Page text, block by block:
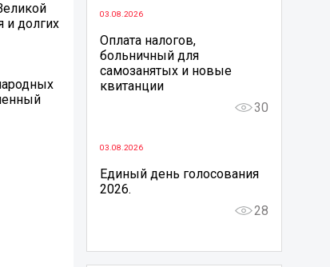
и долгих
03.08.2026
Оплата налогов,
больничный для
самозанятых и новые
квитанции
30
03.08.2026
Единый день голосования
2026.
28